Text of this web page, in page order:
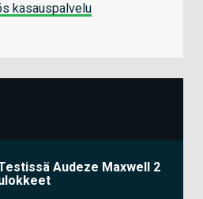
kasauspalvelu
Audeze Maxwell 2